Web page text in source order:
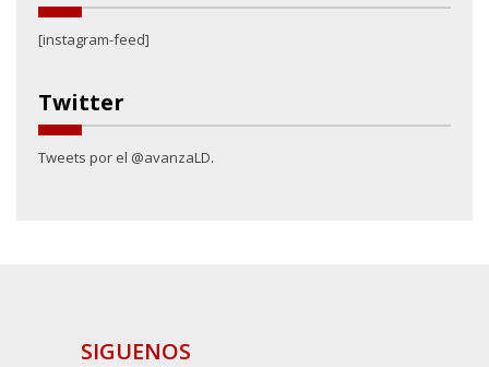
[instagram-feed]
Twitter
Tweets por el @avanzaLD.
SIGUENOS